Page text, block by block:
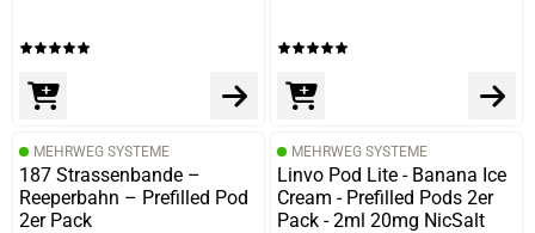
MEHRWEG SYSTEME
187 Strassenbande –
Reeperbahn – Prefilled Pod
2er Pack
MEHRWEG SYSTEME
Linvo Pod Lite - Banana Ice
Cream - Prefilled Pods 2er
Pack - 2ml 20mg NicSalt